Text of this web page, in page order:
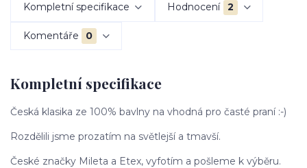
Kompletní specifikace Hodnocení 2
Komentáře 0
Kompletní specifikace
Česká klasika ze 100% bavlny na vhodná pro časté praní :-)
Rozdělili jsme prozatím na světlejší a tmavší.
České značky Mileta a Etex, vyfotím a pošleme k výběru.